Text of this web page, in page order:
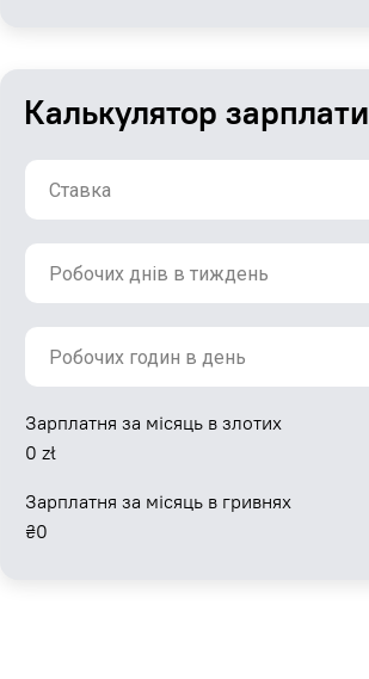
Зарплатня за місяць в злотих
0 zł
Зарплатня за місяць в гривнях
₴0
Калькулятор зарплати